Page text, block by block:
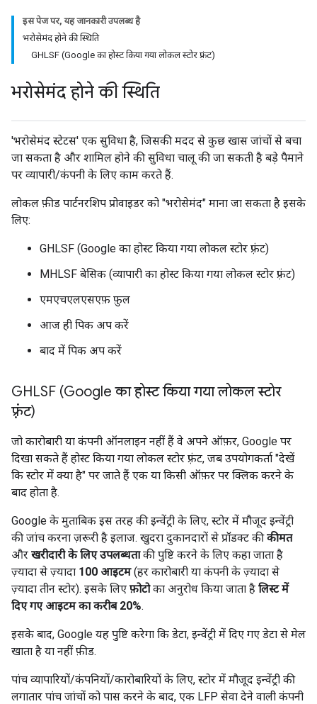
इस पेज पर, यह जानकारी उपलब्ध है
भरोसेमंद होने की स्थिति
GHLSF (Google का होस्ट किया गया लोकल स्टोर फ़्रंट)
भरोसेमंद होने की स्थिति
'भरोसेमंद स्टेटस' एक सुविधा है, जिसकी मदद से कुछ खास जांचों से बचा
जा सकता है और शामिल होने की सुविधा चालू की जा सकती है बड़े पैमाने
पर व्यापारी/कंपनी के लिए काम करते हैं.
लोकल फ़ीड पार्टनरशिप प्रोवाइडर को "भरोसेमंद" माना जा सकता है इसके
लिए:
GHLSF (Google का होस्ट किया गया लोकल स्टोर फ़्रंट)
MHLSF बेसिक (व्यापारी का होस्ट किया गया लोकल स्टोर फ़्रंट)
एमएचएलएसएफ़ फ़ुल
आज ही पिक अप करें
बाद में पिक अप करें
GHLSF (Google का होस्ट किया गया लोकल स्टोर
फ़्रंट)
जो कारोबारी या कंपनी ऑनलाइन नहीं हैं वे अपने ऑफ़र, Google पर
दिखा सकते हैं होस्ट किया गया लोकल स्टोर फ़्रंट, जब उपयोगकर्ता "देखें
कि स्टोर में क्या है" पर जाते हैं एक या किसी ऑफ़र पर क्लिक करने के
बाद होता है.
Google के मुताबिक इस तरह की इन्वेंट्री के लिए, स्टोर में मौजूद इन्वेंट्री
की जांच करना ज़रूरी है इलाज. खुदरा दुकानदारों से प्रॉडक्ट कीकीमत
और खरीदारी के लिए उपलब्धताकी पुष्टि करने के लिए कहा जाता है
ज़्यादा से ज़्यादा 100 आइटम(हर कारोबारी या कंपनी के ज़्यादा से
ज़्यादा तीन स्टोर). इसके लिए फ़ोटोका अनुरोध किया जाता है लिस्ट में
दिए गए आइटम का करीब 20%.
इसके बाद, Google यह पुष्टि करेगा कि डेटा, इन्वेंट्री में दिए गए डेटा से मेल
खाता है या नहीं फ़ीड.
पांच व्यापारियों/कंपनियों/कारोबारियों के लिए, स्टोर में मौजूद इन्वेंट्री की
लगातार पांच जांचों को पास करने के बाद, एक LFP सेवा देने वाली कंपनी